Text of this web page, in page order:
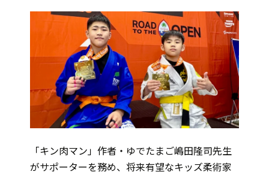
「キン肉マン」作者・ゆでたまご嶋田隆司先生
がサポーターを務め、将来有望なキッズ柔術家